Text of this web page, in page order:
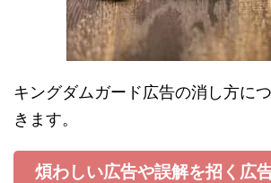
キングダムガード広告の消し方に
きます。
煩わしい広告や誤解を招く広